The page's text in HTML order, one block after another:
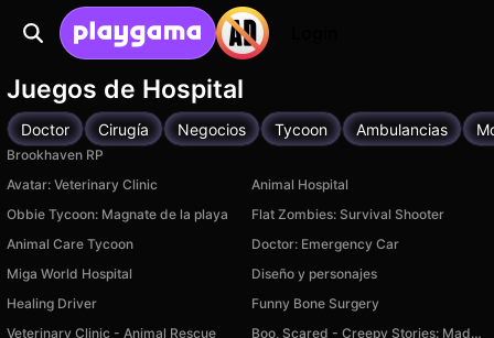
Juegos de Hospital
Doctor Cirugía Negocios Tycoon Ambulancias
Brookhaven RP
Avatar: Veterinary Clinic
Animal Hospital
Obbie Tycoon: Magnate de la playa
Flat Zombies: Survival Shooter
Animal Care Tycoon
Doctor: Emergency Car
Miga World Hospital
Diseño y personajes
Healing Driver
Funny Bone Surgery
Veterinary Clinic - Animal Rescue
Boo, Scared - Creepy Stories: Madhouse Escape